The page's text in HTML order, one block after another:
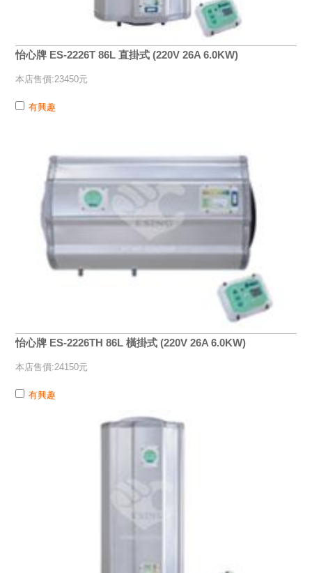
怡心牌 ES-2226T 86L 直掛式 (220V 26A 6.0KW)
本店售價:23450元
有興趣
怡心牌 ES-2226TH 86L 橫掛式 (220V 26A 6.0KW)
本店售價:24150元
有興趣